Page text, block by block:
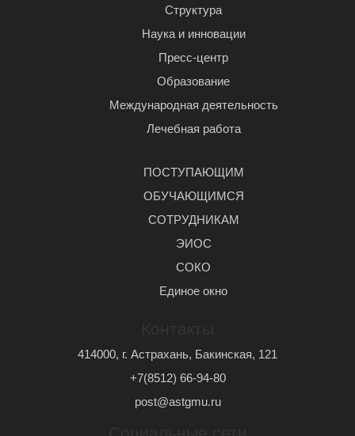
Структура
Наука и инновации
Пресс-центр
Образование
Международная деятельность
Лечебная работа
ПОСТУПАЮЩИМ
ОБУЧАЮЩИМСЯ
СОТРУДНИКАМ
ЭИОС
СОКО
Единое окно
414000, г. Астрахань, Бакинская, 121
+7(8512) 66-94-80
post@astgmu.ru